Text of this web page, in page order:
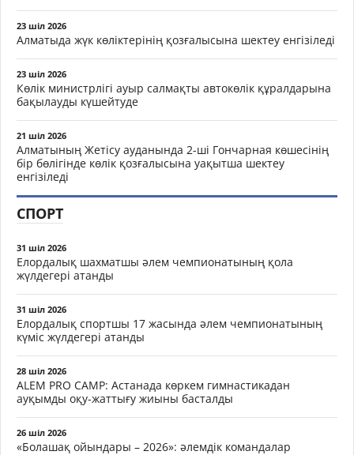
23 шіл 2026
Алматыда жүк көліктерінің қозғалысына шектеу енгізіледі
23 шіл 2026
Көлік министрлігі ауыр салмақты автокөлік құралдарына
бақылауды күшейтуде
21 шіл 2026
Алматының Жетісу ауданында 2-ші Гончарная көшесінің
бір бөлігінде көлік қозғалысына уақытша шектеу
енгізіледі
СПОРТ
31 шіл 2026
Елордалық шахматшы әлем чемпионатының қола
жүлдегері атанды
31 шіл 2026
Елордалық спортшы 17 жасында әлем чемпионатының
күміс жүлдегері атанды
28 шіл 2026
ALEM PRO CAMP: Астанада көркем гимнастикадан
ауқымды оқу-жаттығу жиыны басталды
26 шіл 2026
«Болашақ ойындары – 2026»: әлемдік командалар